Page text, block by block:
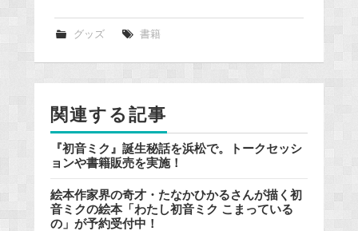
k
グッズ 書籍
関連する記事
『初音ミク』誕生秘話を浜松で。トークセッシ
ョンや書籍販売を実施！
絵本作家界の奇才・たなかひかるさんが描く初
音ミクの絵本「わたし初音ミク こまっている
の」が予約受付中！